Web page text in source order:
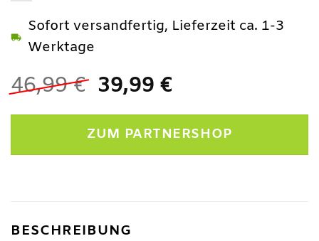
46,99€ Ursprünglicher
war:
46,99 €
39,99 €Aktueller
ist:
39,99 €.
Sofort versandfertig, Lieferzeit ca. 1-3
Werktage
ZUM PARTNERSHOP
BESCHREIBUNG